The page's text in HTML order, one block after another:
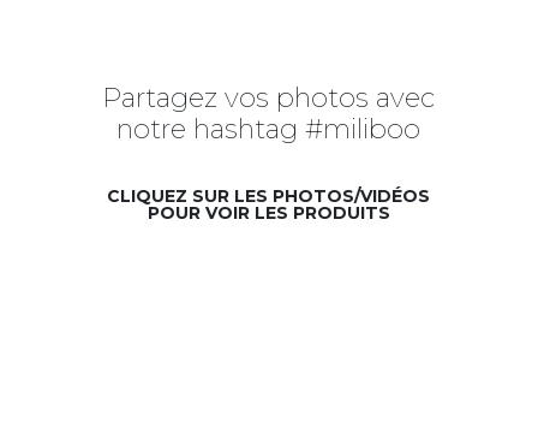
Partagez vos photos avec
notre hashtag #miliboo
CLIQUEZ SUR LES PHOTOS/VIDÉOS
POUR VOIR LES PRODUITS